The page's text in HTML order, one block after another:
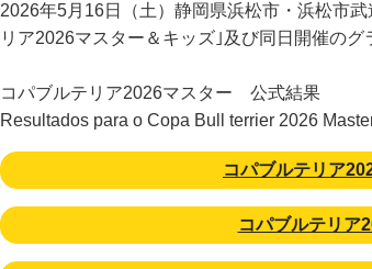
2026年5月16日（土）静岡県浜松市・浜松市
リア2026マスター＆キッズ｣及び同日開催の
コパブルテリア2026マスター 公式結果
Resultados para o Copa Bull terrier 2026
コパブルテリア
コパブルテリア